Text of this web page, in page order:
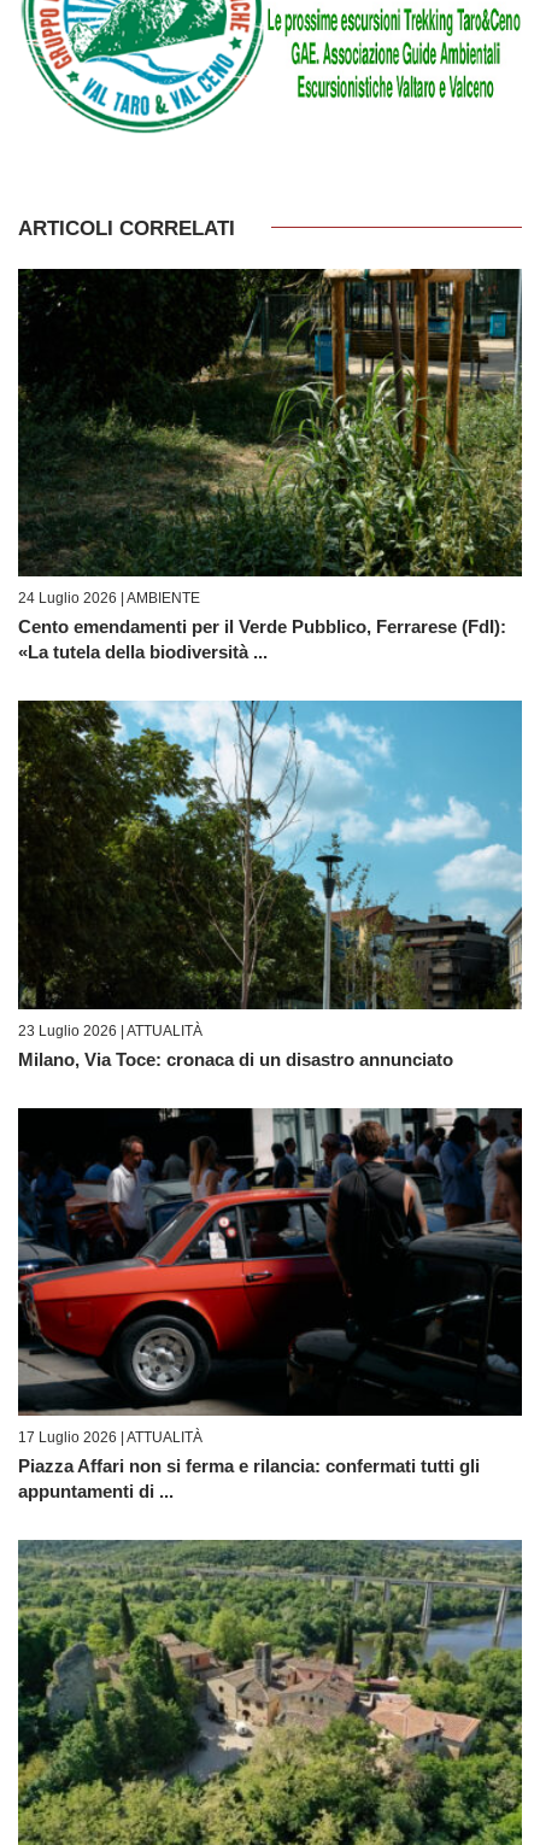
ARTICOLI CORRELATI
24 Luglio 2026 | AMBIENTE
Cento emendamenti per il Verde Pubblico, Ferrarese (FdI):
«La tutela della biodiversità ...
23 Luglio 2026 | ATTUALITÀ
Milano, Via Toce: cronaca di un disastro annunciato
17 Luglio 2026 | ATTUALITÀ
Piazza Affari non si ferma e rilancia: confermati tutti gli
appuntamenti di ...